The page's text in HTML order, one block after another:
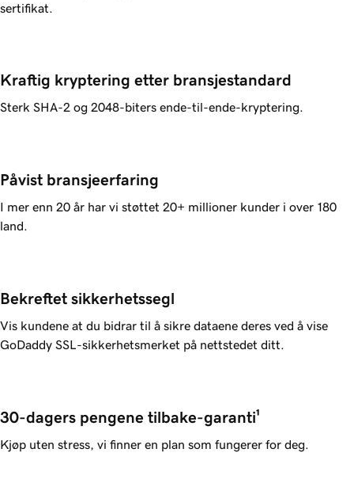
sertifikat.
Kraftig kryptering etter bransjestandard
Sterk SHA-2 og 2048-biters ende-til-ende-kryptering.
Påvist bransjeerfaring
I mer enn 20 år har vi støttet 20+ millioner kunder i over 180
land.
Bekreftet sikkerhetssegl
Vis kundene at du bidrar til å sikre dataene deres ved å vise
GoDaddy SSL-sikkerhetsmerket på nettstedet ditt.
30-dagers pengene tilbake-garanti¹
Kjøp uten stress, vi finner en plan som fungerer for deg.